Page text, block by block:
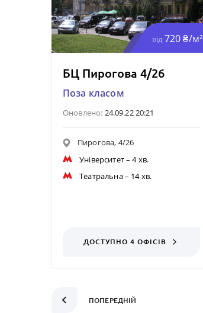
від 720 ₴/м²
БЦ Пирогова 4/26
Поза класом
Оновлено: 24.09.22 20:21
Пирогова, 4/26
Університет– 4 хв.
Театральна– 14 хв.
ДОСТУПНО 4 ОФІСІВ
ПОПЕРЕДНІЙ